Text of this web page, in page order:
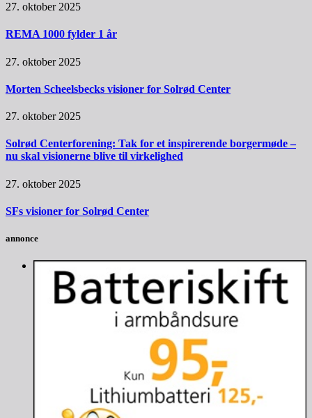
27. oktober 2025
REMA 1000 fylder 1 år
27. oktober 2025
Morten Scheelsbecks visioner for Solrød Center
27. oktober 2025
Solrød Centerforening: Tak for et inspirerende borgermøde –
nu skal visionerne blive til virkelighed
27. oktober 2025
SFs visioner for Solrød Center
annonce